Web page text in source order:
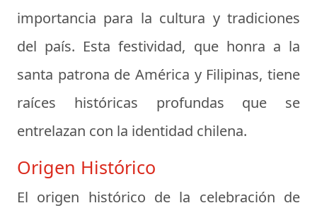
importancia para la cultura y tradiciones
del país. Esta festividad, que honra a la
santa patrona de América y Filipinas, tiene
raíces históricas profundas que se
entrelazan con la identidad chilena.
Origen Histórico
El origen histórico de la celebración de